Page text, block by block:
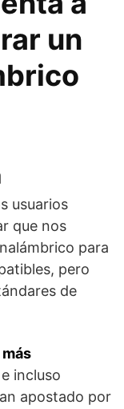
un
usuarios
que nos
para
pero
de
incluso
apostado por